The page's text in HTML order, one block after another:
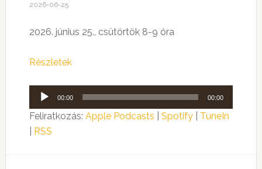
2026-06-25
2026. június 25., csütörtök 8-9 óra
Részletek
Audió
lejátszó
00:00 00:00
Feliratkozás: Apple Podcasts Spotify| TuneIn
RSS